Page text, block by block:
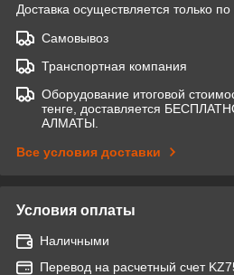
Доставка осуществляется только по
Самовывоз
Транспортная компания
Оборудование итоговой
тенге, доставляется
АЛМАТЫ.
Все условия доставки
Условия оплаты
Наличными
Перевод на расчетный счет